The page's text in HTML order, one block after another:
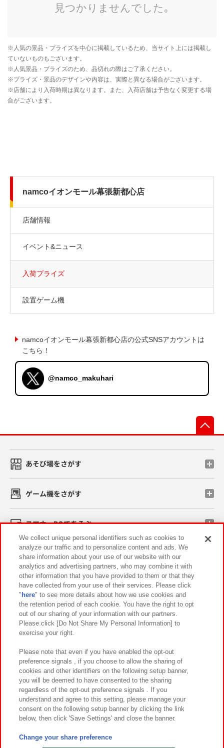
namcoイオンモール幕張新都心店
店舗情報
イベント&ニュース
入荷プライズ
設置ゲーム機
namcoイオンモール幕張新都心店の公式SNSアカウントは
こちら！
@namco_makuhari
あそび場をさがす
ゲーム機をさがす
スマホ・PCであそぶ
イベント・キャンペーン
関連会社 サステナビリティ サイトポリシー
プライバシーポリシー ウェブアクセシビリティ方針と検証結果
お取引先さまとともに
カスタマーハラスメント対応方針 よくあるご質問・お問い合わせ
©Bandai Namco Amusement Inc.
©Bandai Namco Amusement Lab Inc.
We collect unique personal identifiers such as cookies to
analyze our traffic and to personalize content and ads. We
share information about your use of our website with our
analytics and advertising partners, who may combine it with
other information that you have provided to them or that they
have collected from your use of their services. Please click
" here" to see more details about how we use cookies and
the retention period of each cookie. You have the right to opt
out of our sharing of your information with our partners.
Please click [Do Not Share My Personal Information] to
exercise your right.
Please note that even if you have enabled the opt-out
preference signals , if you choose to allow the sharing of
cookies and other identifiers on the following setup banner,
you will be deemed to have consented to the sharing
regardless of the opt-out preference signals . If you
understand and agree to this setting, please manage your
consent on the following setup banner by clicking the link
below, then click 'Save Settings' and close the banner.
Change your share preference